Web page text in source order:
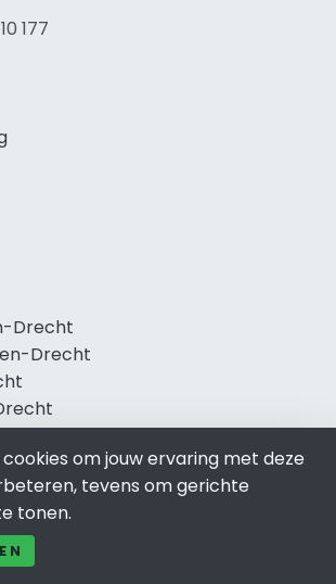
177
Drecht
Drecht
Drecht
Drecht
om jouw ervaring met deze
tevens om gerichte
tonen.